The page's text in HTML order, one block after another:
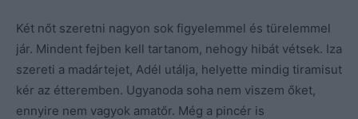
Két nőt szeretni nagyon sok figyelemmel és türelemmel
jár. Mindent fejben kell tartanom, nehogy hibát vétsek. Iza
szereti a madártejet, Adél utálja, helyette mindig tiramisut
kér az étteremben. Ugyanoda soha nem viszem őket,
ennyire nem vagyok amatőr. Még a pincér is